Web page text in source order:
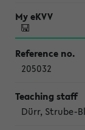
205032
Dürr, Strube-